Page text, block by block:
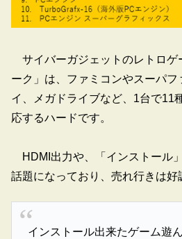
サイバーガジェットのレトロゲ
ーク」は、ファミコンやスーパ
イ、メガドライブなど、1台で11
応するハードです。
HDMI出力や、「インストール
話題になっており、売れ行きは好
インストール出来たゲーム遊